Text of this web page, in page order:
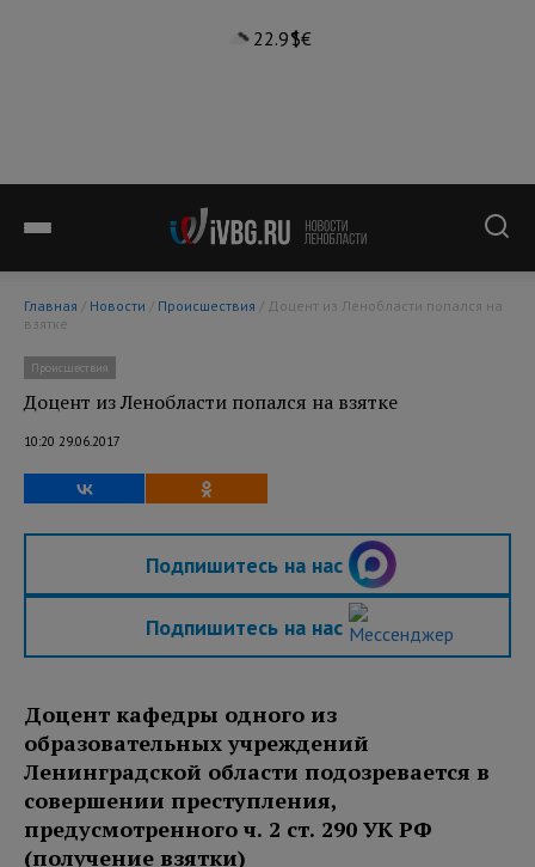
22.9°$€
Главная / Новости / Происшествия
взятке
Происшествия
Доцент из Ленобласти попался на взятке
10:20 29.06.2017
Подпишитесь на нас
Подпишитесь на нас
Доцент кафедры одного из
образовательных учреждений
Ленинградской области подозревается в
совершении преступления,
предусмотренного ч. 2 ст. 290 УК РФ
(получение взятки)